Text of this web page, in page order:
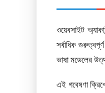
ওয়েবসাইট
সর্বাধিক
ভাষা মডেলের
এই গবেষণা